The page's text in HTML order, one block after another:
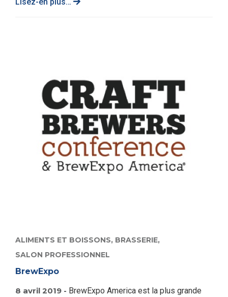
ALIMENTS ET BOISSONS, BRASSERIE,
SALON PROFESSIONNEL
BrewExpo
8 avril 2019 - BrewExpo America est la plus grande